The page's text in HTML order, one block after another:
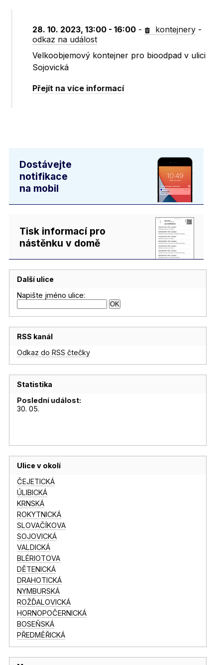
28. 10. 2023, 13:00 - 16:00 - kontejnery -
odkaz na událost
Velkoobjemový kontejner pro bioodpad v ulici
Sojovická
Přejít na více informací
Dostávejte
notifikace
na mobil
Tisk informací pro
nástěnku v domě
Další ulice
Napište jméno ulice:
RSS kanál
Odkaz do RSS čtečky
Statistika
Poslední událost:
30. 05.
Ulice v okolí
ČEJETICKÁ
ÚLIBICKÁ
KRNSKÁ
ROKYTNICKÁ
SLOVAČÍKOVA
SOJOVICKÁ
VALDICKÁ
BLÉRIOTOVA
DĚTENICKÁ
DRAHOTICKÁ
NYMBURSKÁ
ROŽĎALOVICKÁ
HORNOPOČERNICKÁ
BOSEŇSKÁ
PŘEDMĚŘICKÁ